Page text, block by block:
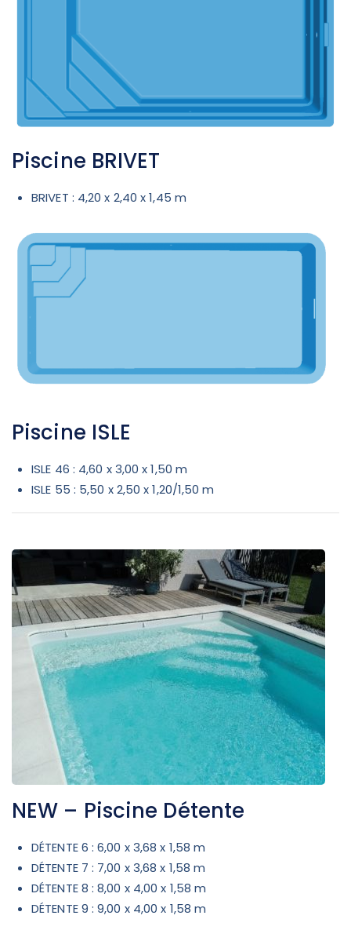
Piscine BRIVET
BRIVET : 4,20 x 2,40 x 1,45 m
Piscine ISLE
ISLE 46 : 4,60 x 3,00 x 1,50 m
ISLE 55 : 5,50 x 2,50 x 1,20/1,50 m
NEW – Piscine Détente
DÉTENTE 6 : 6,00 x 3,68 x 1,58 m
DÉTENTE 7 : 7,00 x 3,68 x 1,58 m
DÉTENTE 8 : 8,00 x 4,00 x 1,58 m
DÉTENTE 9 : 9,00 x 4,00 x 1,58 m